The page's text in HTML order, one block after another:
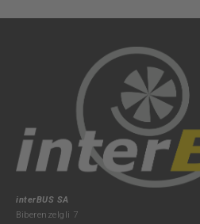
interBUS SA
Biberenzelgli 7